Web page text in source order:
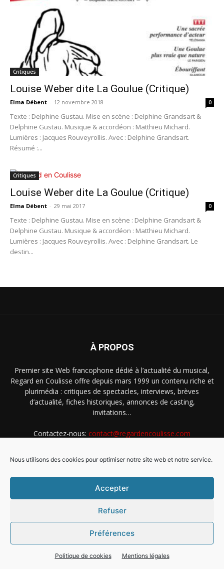
Nous utilisons des cookies pour optimiser notre site web et notre service.
Accepter
Refuser
Préférences
Politique de cookies Mentions légales
Critiques
Louise Weber dite La Goulue (Critique)
Elma Débent - 12 novembre 2018 0
Texte : Delphine Gustau. Mise en scène : Delphine Grandsart &
Delphine Gustau. Musique & accordéon : Matthieu Michard.
Lumières : Jacques Rouveyrollis. Avec : Delphine Grandsart.
Résumé :...
Critiques
Louise Weber dite La Goulue (Critique)
Elma Débent - 29 mai 2017 0
Texte : Delphine Gustau. Mise en scène : Delphine Grandsart &
Delphine Gustau. Musique & accordéon : Matthieu Michard.
Lumières : Jacques Rouveyrollis. Avec : Delphine Grandsart. Le
destin...
À PROPOS
Premier site Web francophone dédié à l’actualité du musical,
Regard en Coulisse offre depuis mars 1999 un contenu riche et
plurimédia : critiques de spectacles, interviews, brèves
d’actualité, fiches historiques, annonces de casting,
invitations…
Contactez-nous: contact@regardencoulisse.com
Intégration Ghislain Fayard
Mentions légales